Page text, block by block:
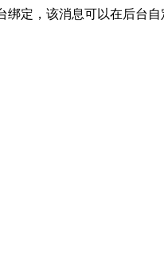
绑定，该消息可以在后台自